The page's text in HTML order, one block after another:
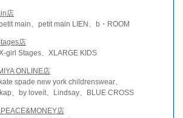
店
main、petit main LIEN、b・ROOM
店
girl Stages、XLARGE KIDS
ONLINE店
spade new york childrenswear、
、by loveit、Lindsay、BLUE CROSS
店